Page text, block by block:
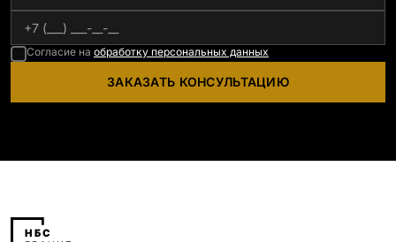
Согласие на обработку персональных данных
ЗАКАЗАТЬ КОНСУЛЬТАЦИЮ